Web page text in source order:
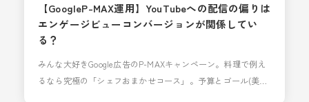
【GoogleP-MAX運用】YouTubeへの配信の偏りは
エンゲージビューコンバージョンが関係してい
る？
みんな大好きGoogle広告のP-MAXキャンペーン。料理で例え
るなら究極の「シェフおまかせコース」。予算とゴール(美味